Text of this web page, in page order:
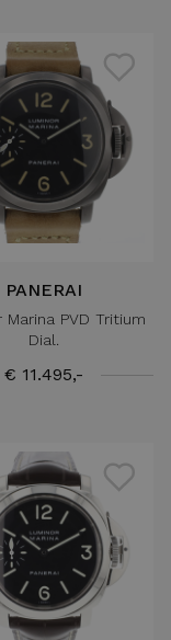
PANERAI
Marina PVD Tritium
Dial.
€ 11.495,-